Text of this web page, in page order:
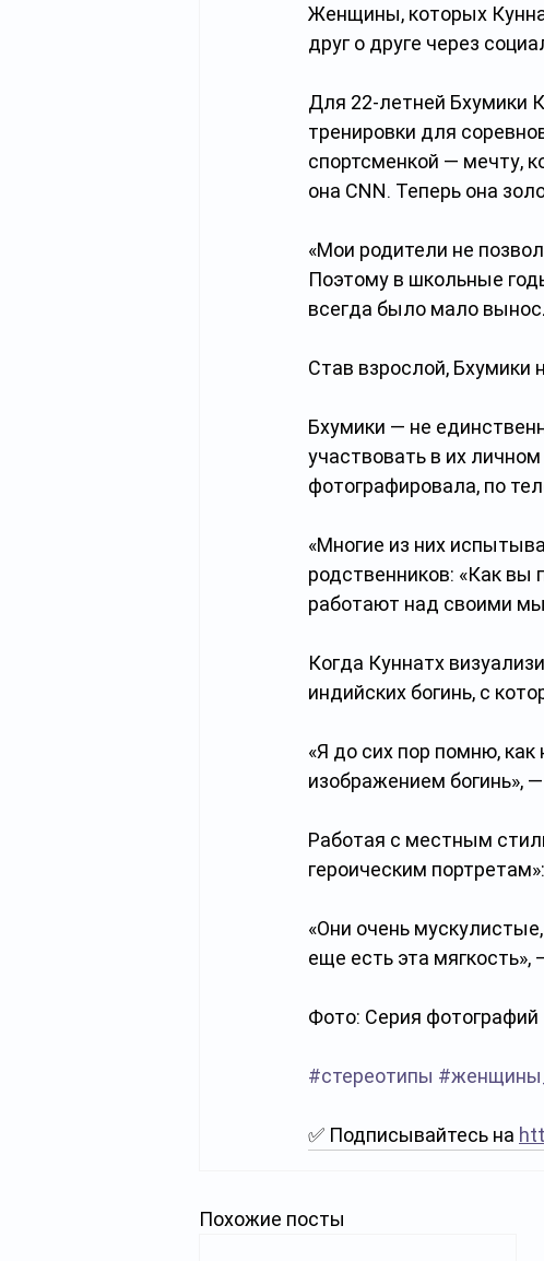
Женщины, которых
друг о друге через
Для 22-летней Бхумики
тренировки для
спортсменкой — мечту,
она CNN. Теперь она
«Мои родители не
Поэтому в школьные
всегда было мало
Став взрослой, Бхумики
Бхумики — не
участвовать в их
фотографировала, по
«Многие из них
родственников: «Как вы
работают над своими
Когда Куннатх
индийских богинь, с
«Я до сих пор помню,
изображением богинь»,
Работая с местным
героическим портретам»:
«Они очень
еще есть эта мягкость»,
Фото: Серия
#стереотипы
✅ Подписывайтесь на
Похожие посты